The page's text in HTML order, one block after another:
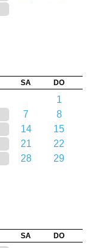
SA DO
1
7
8
14
15
21
22
28
29
SA DO